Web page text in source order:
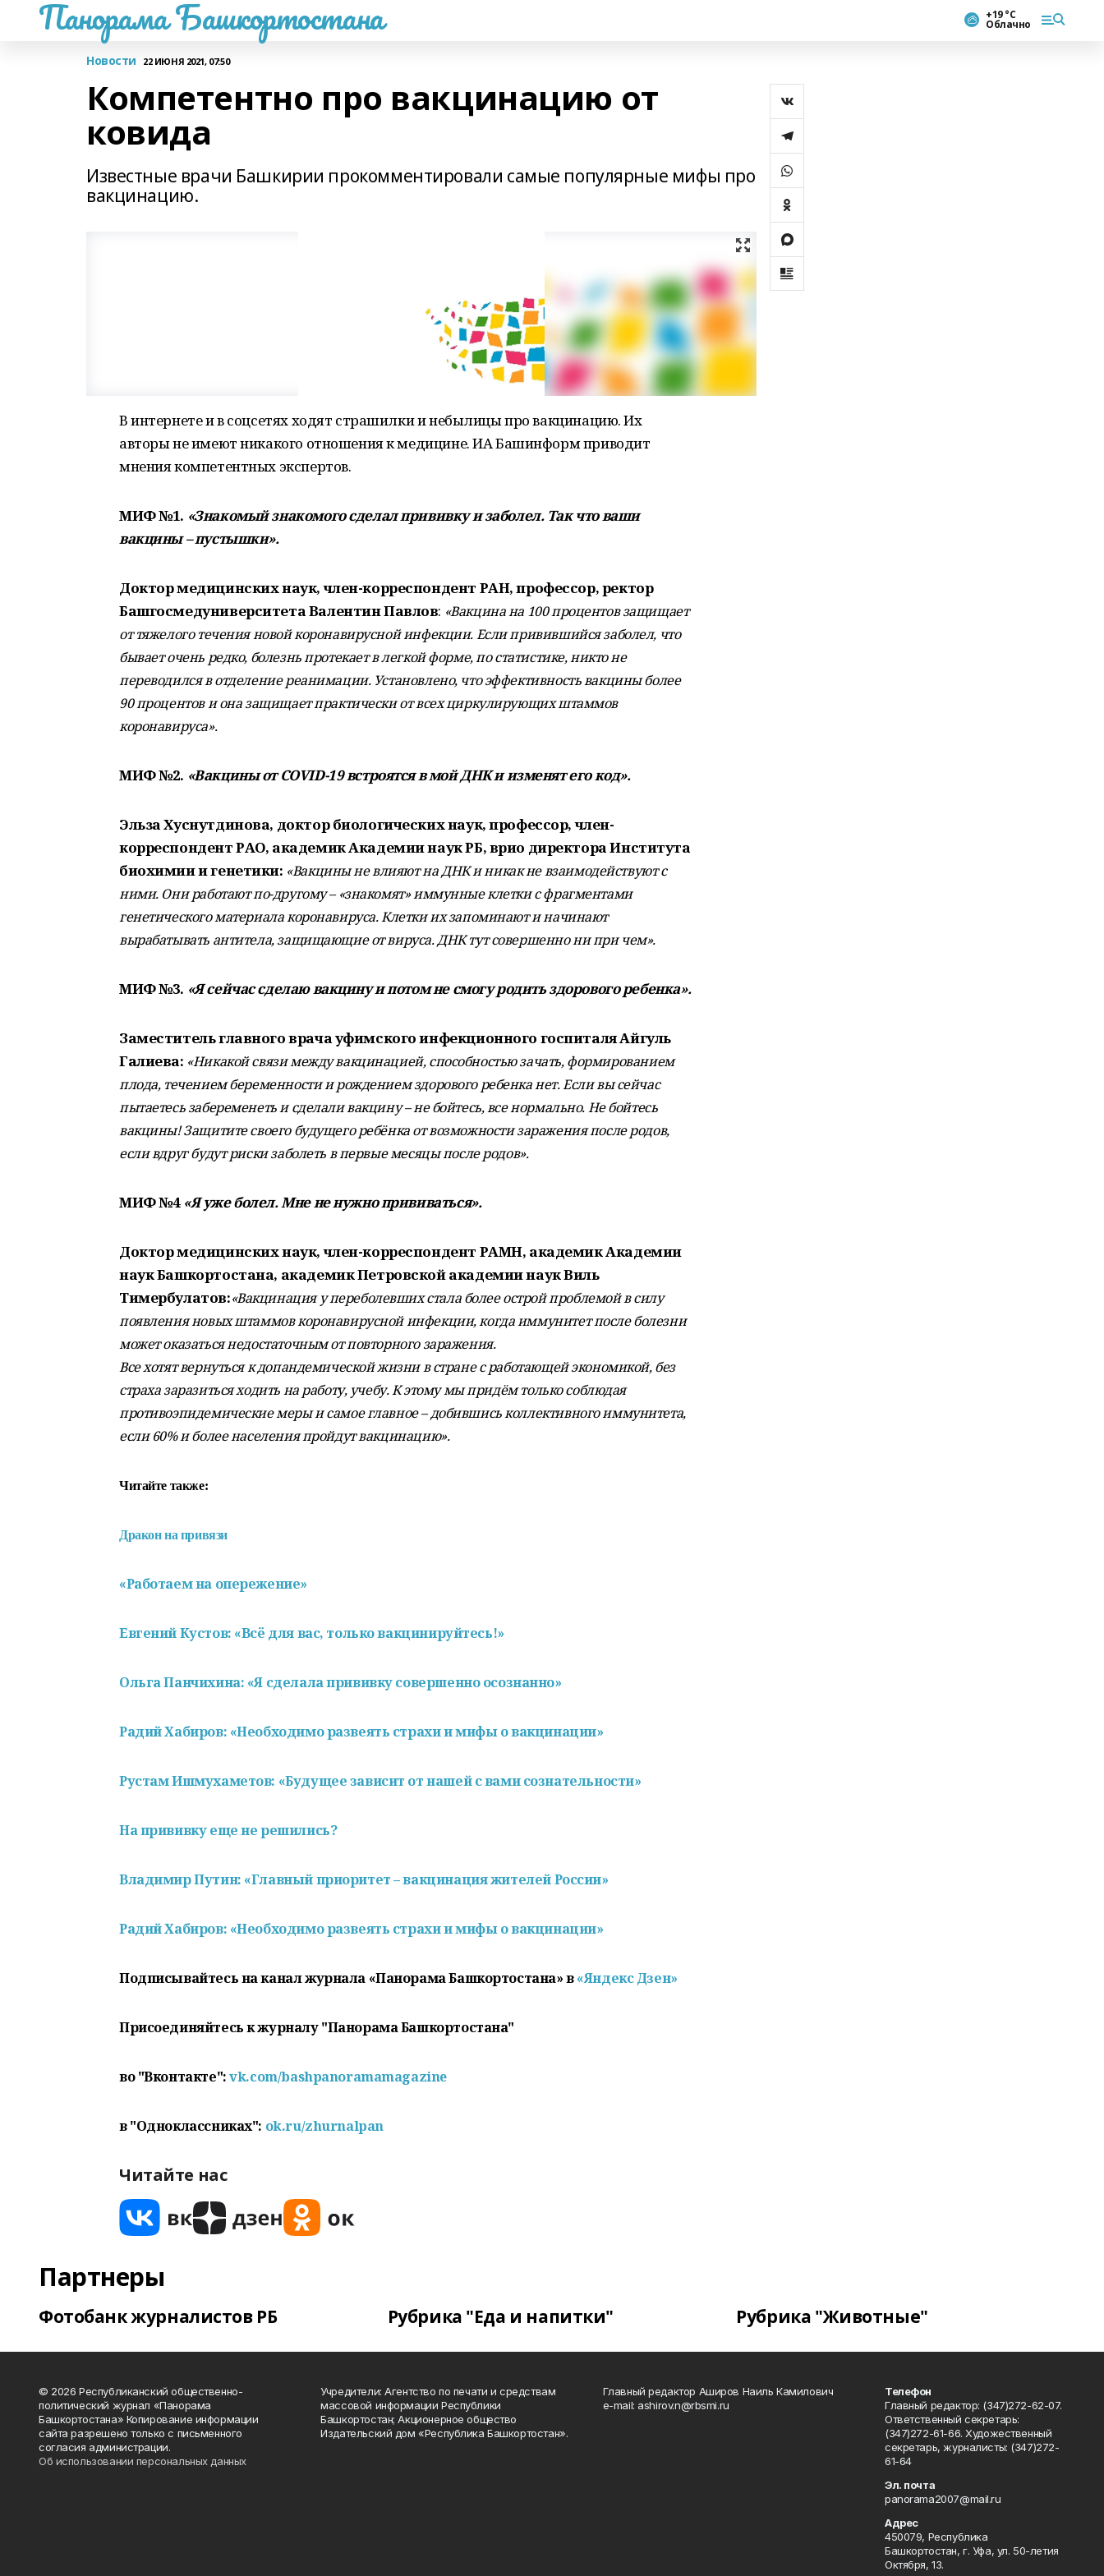
Панорама Башкортостана +19 °С
Облачно
Новости 22 ИЮНЯ 2021, 07:50
Компетентно про вакцинацию от
ковида
Известные врачи Башкирии прокомментировали самые популярные мифы про
вакцинацию.
В интернете и в соцсетях ходят страшилки и небылицы про вакцинацию. Их
авторы не имеют никакого отношения к медицине. ИА Башинформ приводит
мнения компетентных экспертов.
МИФ №1. «Знакомый знакомого сделал прививку и заболел. Так что ваши
вакцины – пустышки».
Доктор медицинских наук, член-корреспондент РАН, профессор, ректор
Башгосмедуниверситета Валентин Павлов: «Вакцина на 100 процентов защищает
от тяжелого течения новой коронавирусной инфекции. Если привившийся заболел, что
бывает очень редко, болезнь протекает в легкой форме, по статистике, никто не
переводился в отделение реанимации. Установлено, что эффективность вакцины более
90 процентов и она защищает практически от всех циркулирующих штаммов
коронавируса».
МИФ №2. «Вакцины от COVID-19 встроятся в мой ДНК и изменят его код».
Эльза Хуснутдинова, доктор биологических наук, профессор, член-
корреспондент РАО, академик Академии наук РБ, врио директора Института
биохимии и генетики: «Вакцины не влияют на ДНК и никак не взаимодействуют с
ними. Они работают по-другому – «знакомят» иммунные клетки с фрагментами
генетического материала коронавируса. Клетки их запоминают и начинают
вырабатывать антитела, защищающие от вируса. ДНК тут совершенно ни при чем».
МИФ №3. «Я сейчас сделаю вакцину и потом не смогу родить здорового ребенка».
Заместитель главного врача уфимского инфекционного госпиталя Айгуль
Галиева: «Никакой связи между вакцинацией, способностью зачать, формированием
плода, течением беременности и рождением здорового ребенка нет. Если вы сейчас
пытаетесь забеременеть и сделали вакцину – не бойтесь, все нормально. Не бойтесь
вакцины! Защитите своего будущего ребёнка от возможности заражения после родов,
если вдруг будут риски заболеть в первые месяцы после родов».
МИФ №4 «Я уже болел. Мне не нужно прививаться».
Доктор медицинских наук, член-корреспондент РАМН, академик Академии
наук Башкортостана, академик Петровской академии наук Виль
Тимербулатов:«Вакцинация у переболевших стала более острой проблемой в силу
появления новых штаммов коронавирусной инфекции, когда иммунитет после болезни
может оказаться недостаточным от повторного заражения.
Все хотят вернуться к допандемической жизни в стране с работающей экономикой, без
страха заразиться ходить на работу, учебу. К этому мы придём только соблюдая
противоэпидемические меры и самое главное – добившись коллективного иммунитета,
если 60% и более населения пройдут вакцинацию».
Читайте также:
Дракон на привязи
«Работаем на опережение»
Евгений Кустов: «Всё для вас, только вакцинируйтесь!»
Ольга Панчихина: «Я сделала прививку совершенно осознанно»
Радий Хабиров: «Необходимо развеять страхи и мифы о вакцинации»
Рустам Ишмухаметов: «Будущее зависит от нашей с вами сознательности»
На прививку еще не решились?
Владимир Путин: «Главный приоритет –вакцинацияжителей России»
Радий Хабиров: «Необходимо развеять страхи и мифы овакцинации»
Подписывайтесь на канал журнала «Панорама Башкортостана» в«Яндекс Дзен»
Присоединяйтесь к журналу "Панорама Башкортостана"
во "Вконтакте":vk.com/bashpanoramamagazine
в "Одноклассниках": ok.ru/zhurnalpan
Читайте нас
Партнеры
Фотобанк журналистов РБ Рубрика "Еда и напитки" Рубрика "Животные"
© 2026 Республиканский общественно-
политический журнал «Панорама
Башкортостана» Копирование информации
сайта разрешено только с письменного
согласия администрации.
Об использовании персональных данных
Учредители: Агентство по печати и средствам
массовой информации Республики
Башкортостан; Акционерное общество
Издательский дом «Республика Башкортостан».
Главный редактор Аширов Наиль Камилович
e-mail: ashirov.n@rbsmi.ru
Телефон
Главный редактор: (347)272-62-07.
Ответственный секретарь:
(347)272-61-66. Художественный
секретарь, журналисты: (347)272-
61-64
Эл. почта
panorama2007@mail.ru
Адрес
450079, Республика
Башкортостан, г. Уфа, ул. 50-летия
Октября, 13.